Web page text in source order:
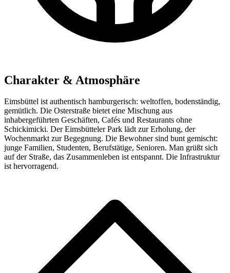
Charakter & Atmosphäre
Eimsbüttel ist authentisch hamburgerisch: weltoffen, bodenständig,
gemütlich. Die Osterstraße bietet eine Mischung aus
inhabergeführten Geschäften, Cafés und Restaurants ohne
Schickimicki. Der Eimsbütteler Park lädt zur Erholung, der
Wochenmarkt zur Begegnung. Die Bewohner sind bunt gemischt:
junge Familien, Studenten, Berufstätige, Senioren. Man grüßt sich
auf der Straße, das Zusammenleben ist entspannt. Die Infrastruktur
ist hervorragend.